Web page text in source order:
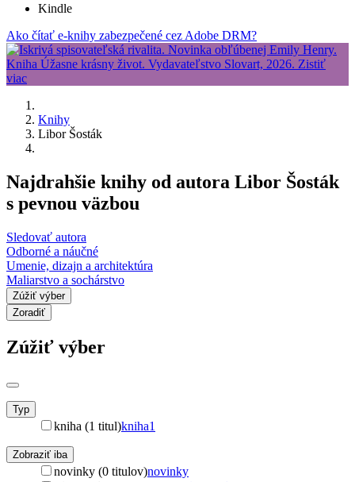
Kindle
Ako čítať e-knihy zabezpečené cez Adobe DRM?
Knihy
Libor Šosták
Najdrahšie knihy od autora Libor Šosták
s pevnou väzbou
Sledovať autora
Odborné a náučné
Umenie, dizajn a architektúra
Maliarstvo a sochárstvo
Zúžiť výber
Zoradiť
Zúžiť výber
Typ
kniha (1 titul)kniha1
Zobraziť iba
novinky (0 titulov)novinky